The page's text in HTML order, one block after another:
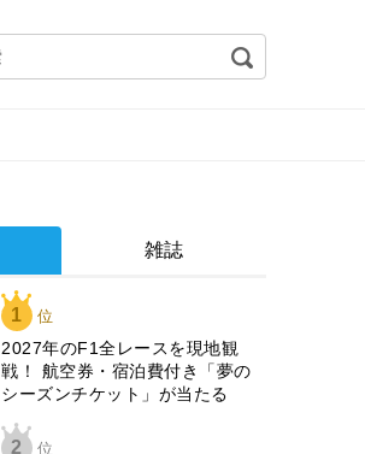
雑誌
1 位
2027年のF1全レースを現地観
戦！ 航空券・宿泊費付き「夢の
シーズンチケット」が当たる
2 位